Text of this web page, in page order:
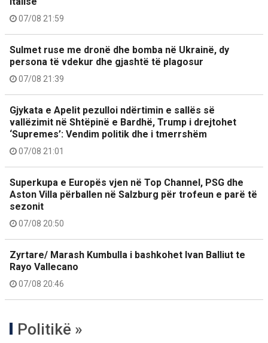
07/08 21:59
Sulmet ruse me dronë dhe bomba në Ukrainë, dy
persona të vdekur dhe gjashtë të plagosur
07/08 21:39
Gjykata e Apelit pezulloi ndërtimin e sallës së
vallëzimit në Shtëpinë e Bardhë, Trump i drejtohet
‘Supremes’: Vendim politik dhe i tmerrshëm
07/08 21:01
Superkupa e Europës vjen në Top Channel, PSG dhe
Aston Villa përballen në Salzburg për trofeun e parë të
sezonit
07/08 20:50
Zyrtare/ Marash Kumbulla i bashkohet Ivan Balliut te
Rayo Vallecano
07/08 20:46
Politikë »